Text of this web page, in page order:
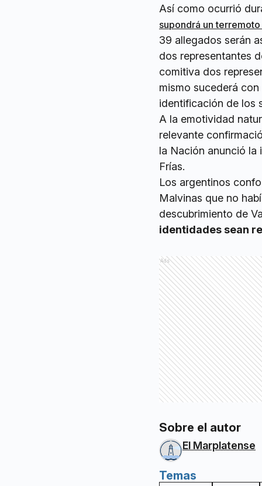
Así como ocurrió
supondrá un
39 allegados serán
dos representantes
comitiva dos
mismo sucederá
identificación de los
A la emotividad
relevante
la Nación anunció la
Frías.
Los argentinos
Malvinas que no
descubrimiento de
identidades sean
Ads
Sobre el autor
El Marplatense
Temas